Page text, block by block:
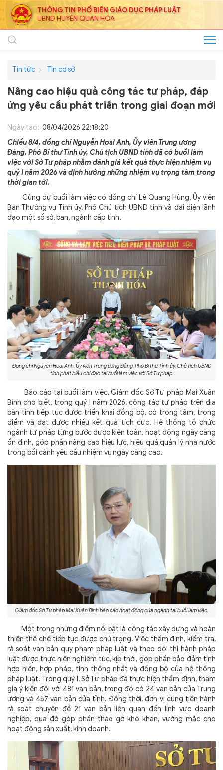
THÔNG TIN PHỔ BIẾN GIÁO DỤC PHÁP LUẬT
UBND HUYỆN QUAN HÓA
Tin tức Tin cơ sở
Nâng cao hiệu quả công tác tư pháp, đáp
ứng yêu cầu phát triển trong giai đoạn mới
Ngày tạo: 08/04/2026 22:18:20
Chiều 8/4, đồng chí Nguyễn Hoài Anh, Ủy viên Trung ương
Đảng, Phó Bí thư Tỉnh ủy, Chủ tịch UBND tỉnh đã có buổi làm
việc với Sở Tư pháp nhằm đánh giá kết quả thực hiện nhiệm vụ
quý I năm 2026 và định hướng những nhiệm vụ trọng tâm trong
thời gian tới.
Cùng dự buổi làm việc có đồng chí Lê Quang Hùng, Ủy viên
Ban Thường vụ Tỉnh ủy, Phó Chủ tịch UBND tỉnh và đại diện lãnh
đạo một số sở, ban, ngành cấp tỉnh.
Đồng chí Nguyễn Hoài Anh, Ủy viên Trung ương Đảng, Phó Bí thư Tỉnh ủy, Chủ tịch UBND
tỉnh phát biểu chỉ đạo tại buổi làm việc với Sở Tư pháp.
Báo cáo tại buổi làm việc, Giám đốc Sở Tư pháp Mai Xuân
Bình cho biết, trong quý I năm 2026, công tác tư pháp trên địa
bàn tỉnh tiếp tục được triển khai đồng bộ, có trọng tâm, trọng
điểm và đạt được nhiều kết quả tích cực. Hệ thống tổ chức
ngành tư pháp từng bước được kiện toàn, hoạt động ngày càng
ổn định, góp phần nâng cao hiệu lực, hiệu quả quản lý nhà nước
trong bối cảnh yêu cầu nhiệm vụ ngày càng cao.
Giám đốc Sở Tư pháp Mai Xuân Bình báo cáo hoạt động của ngành tại buổi làm việc.
Một trong những điểm nổi bật là công tác xây dựng và hoàn
thiện thể chế tiếp tục được chú trọng. Việc thẩm định, kiểm tra,
rà soát văn bản quy phạm pháp luật và theo dõi thi hành pháp
luật được thực hiện nghiêm túc, kịp thời, góp phần bảo đảm tính
hợp hiến, hợp pháp, tính thống nhất và đồng bộ của hệ thống
pháp luật. Trong quý I, Sở Tư pháp đã thực hiện thẩm định, tham
gia ý kiến đối với 481 văn bản, trong đó có 24 văn bản của Trung
ương và 457 văn bản của tỉnh. Đồng thời, đơn vị cũng tiến hành
rà soát chuyên đề 21 văn bản liên quan đến lĩnh vực doanh
nghiệp, qua đó góp phần tháo gỡ khó khăn, vướng mắc cho
hoạt động sản xuất, kinh doanh.